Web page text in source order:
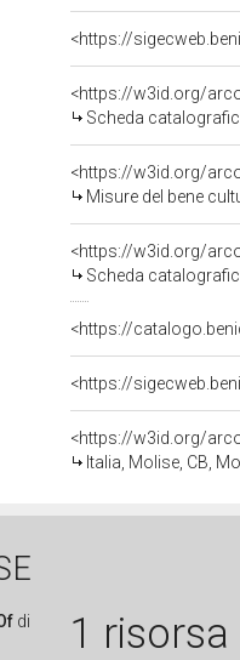
<https://w3id.org/
Scheda
<https://w3id.org/
Misure del bene
<https://w3id.org/
Scheda
<https://
<https://w3id.org/
Italia, Molise, CB,
di 1 risorsa